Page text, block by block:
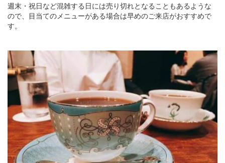
週末・祝日など混雑する日には売り切れとなることもあるような
ので、目当てのメニューがある場合は早めのご来店がおすすめで
す。